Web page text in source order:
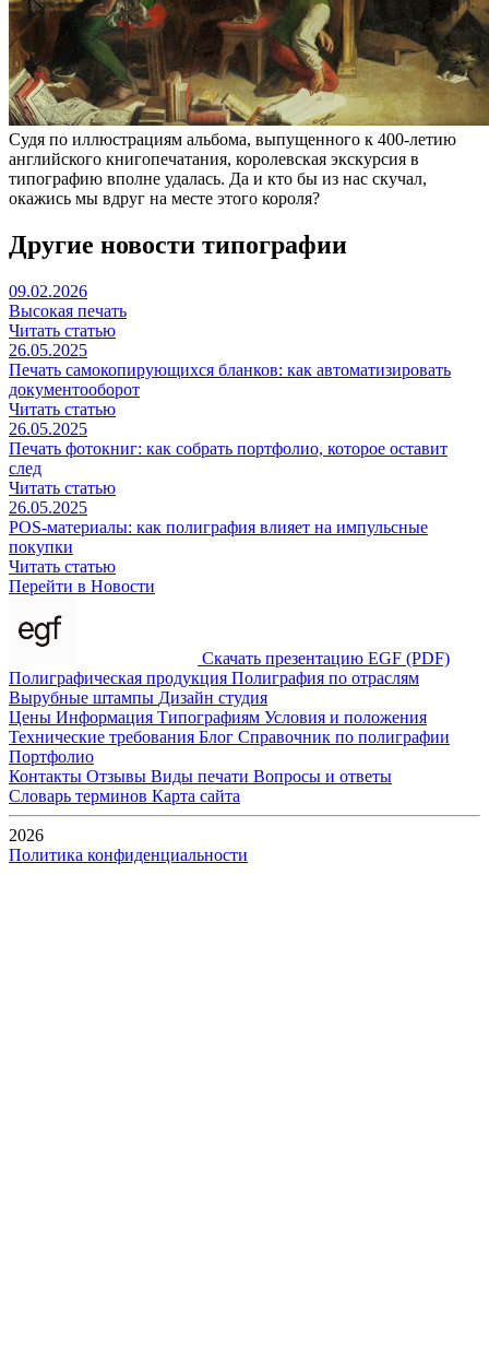
Судя по иллюстрациям альбома, выпущенного к 400-летию
английского книгопечатания, королевская экскурсия в
типографию вполне удалась. Да и кто бы из нас скучал,
окажись мы вдруг на месте этого короля?
Другие новости типографии
09.02.2026
Высокая печать
Читать статью
26.05.2025
Печать самокопирующихся бланков: как автоматизировать
документооборот
Читать статью
26.05.2025
Печать фотокниг: как собрать портфолио, которое оставит
след
Читать статью
26.05.2025
POS-материалы: как полиграфия влияет на импульсные
покупки
Читать статью
Перейти в Новости
Скачать презентацию EGF (PDF)
Полиграфическая продукция Полиграфия по отраслям
Вырубные штампы Дизайн студия
Цены Информация Типографиям Условия и положения
Технические требования Блог Справочник по полиграфии
Портфолио
Контакты Отзывы Виды печати Вопросы и ответы
Словарь терминов Карта сайта
2026
Политика конфиденциальности